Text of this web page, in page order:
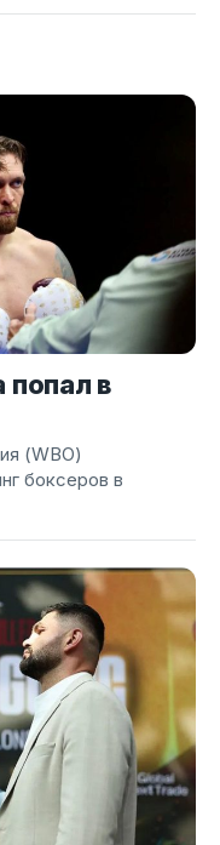
попал в
(WBO)
боксеров в